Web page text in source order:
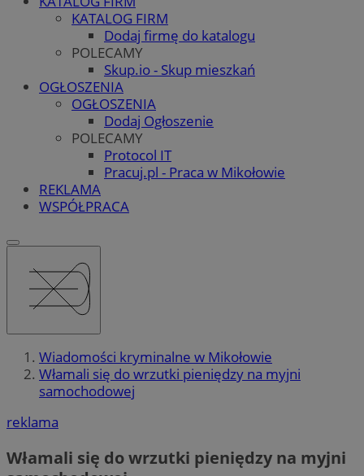
KATALOG FIRM
Dodaj firmę do katalogu
POLECAMY
Skup.io - Skup mieszkań
OGŁOSZENIA
OGŁOSZENIA
Dodaj Ogłoszenie
POLECAMY
Protocol IT
Pracuj.pl - Praca w Mikołowie
REKLAMA
WSPÓŁPRACA
Wiadomości kryminalne w Mikołowie
Włamali się do wrzutki pieniędzy na myjni
samochodowej
reklama
Włamali się do wrzutki pieniędzy na myjni